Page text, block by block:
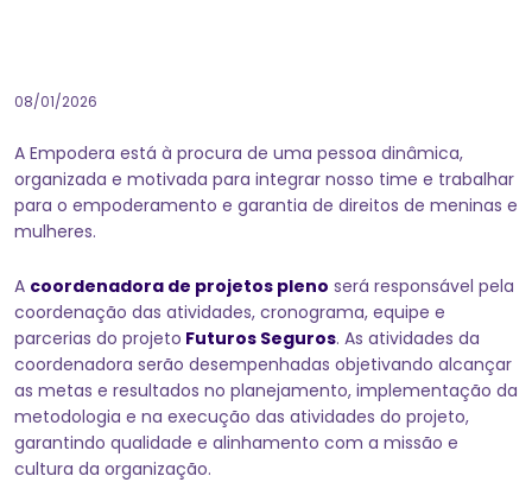
08/01/2026
A Empodera está à procura de uma pessoa dinâmica,
organizada e motivada para integrar nosso time e trabalhar
para o empoderamento e garantia de direitos de meninas e
mulheres.
A coordenadora de projetos pleno será responsável pela
coordenação das atividades, cronograma, equipe e
parcerias do projeto Futuros Seguros. As atividades da
coordenadora serão desempenhadas objetivando alcançar
as metas e resultados no planejamento, implementação da
metodologia e na execução das atividades do projeto,
garantindo qualidade e alinhamento com a missão e
cultura da organização.